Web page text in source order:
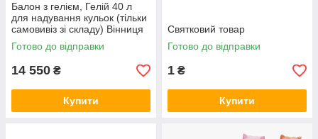
Балон з гелієм, Гелій 40 л
для надування кульок (тільки
самовивіз зі складу) Вінниця
Готово до відправки
14 550 ₴
Купити
Святковий товар
Готово до відправки
1 ₴
Купити